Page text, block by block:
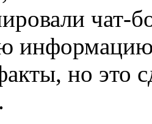
чат-
но это